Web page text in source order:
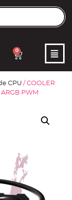
0
CPU / COOLER
PWM